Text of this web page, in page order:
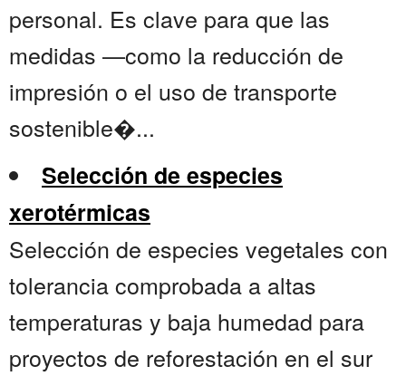
personal. Es clave para que las
medidas —como la reducción de
impresión o el uso de transporte
sostenible�...
Selección de especies
xerotérmicas
Selección de especies vegetales con
tolerancia comprobada a altas
temperaturas y baja humedad para
proyectos de reforestación en el sur